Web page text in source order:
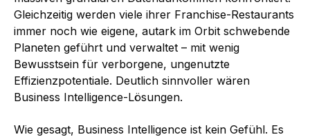
Gleichzeitig werden viele ihrer Franchise-Restaurants
immer noch wie eigene, autark im Orbit schwebende
Planeten geführt und verwaltet – mit wenig
Bewusstsein für verborgene, ungenutzte
Effizienzpotentiale. Deutlich sinnvoller wären
Business Intelligence-Lösungen.
Wie gesagt, Business Intelligence ist kein Gefühl. Es